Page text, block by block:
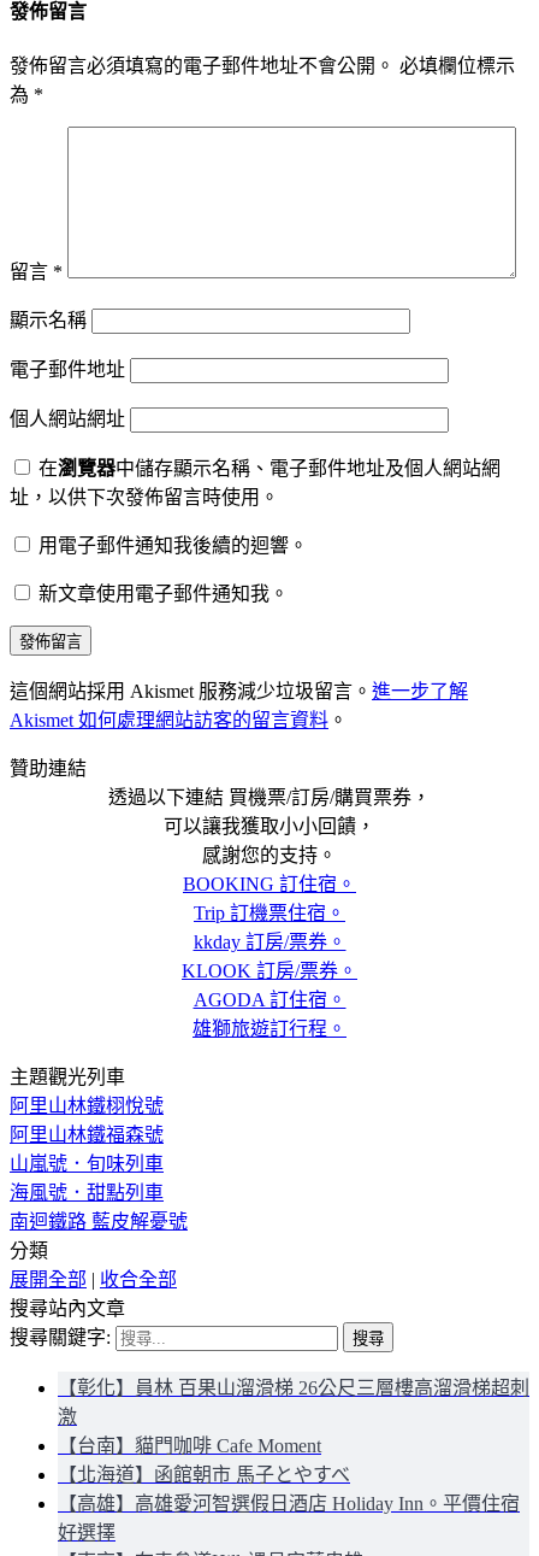
發佈留言
發佈留言必須填寫的電子郵件地址不會公開。 必填欄位標示
為 *
留言 *
顯示名稱
電子郵件地址
個人網站網址
在瀏覽器中儲存顯示名稱、電子郵件地址及個人網站網
址，以供下次發佈留言時使用。
用電子郵件通知我後續的迴響。
新文章使用電子郵件通知我。
這個網站採用 Akismet 服務減少垃圾留言。 進一步了解
Akismet 如何處理網站訪客的留言資料 。
贊助連結
透過以下連結 買機票/訂房/購買票券，
可以讓我獲取小小回饋，
感謝您的支持。
BOOKING 訂住宿。
Trip 訂機票住宿。
kkday 訂房/票券。
KLOOK 訂房/票券。
AGODA 訂住宿。
雄獅旅遊訂行程。
主題觀光列車
阿里山林鐵栩悅號
阿里山林鐵福森號
山嵐號．旬味列車
海風號．甜點列車
南迴鐵路 藍皮解憂號
分類
展開全部 | 收合全部
搜尋站內文章
搜尋關鍵字:
【彰化】員林 百果山溜滑梯 26公尺三層樓高溜滑梯超刺
激
【台南】貓門咖啡 Cafe Moment
【北海道】函館朝市 馬子とやすべ
【高雄】高雄愛河智選假日酒店 Holiday Inn。平價住宿
好選擇